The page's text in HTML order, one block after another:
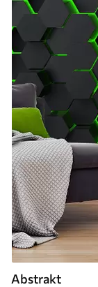
Abstrakt